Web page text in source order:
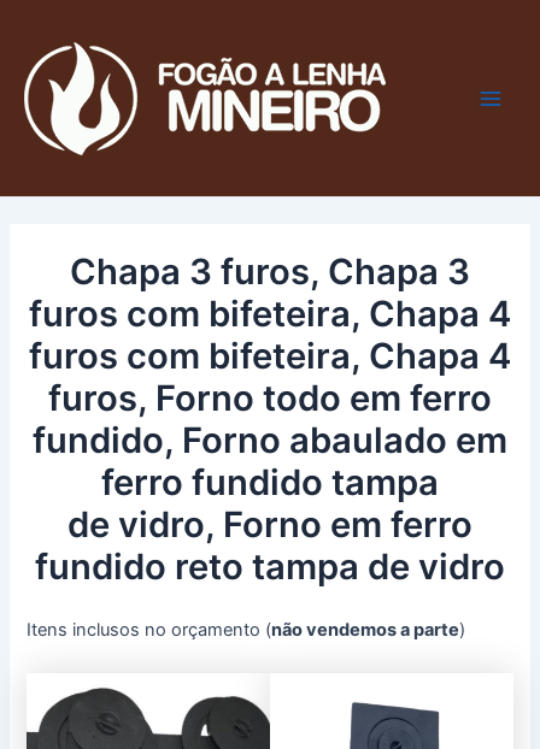
conteúdo
Chapa 3 furos, Chapa 3
furos com bifeteira, Chapa 4
furos com bifeteira, Chapa 4
furos, Forno todo em ferro
fundido, Forno abaulado em
ferro fundido tampa
de vidro, Forno em ferro
fundido reto tampa de vidro
Itens inclusos no orçamento (não vendemos a parte)
navigation